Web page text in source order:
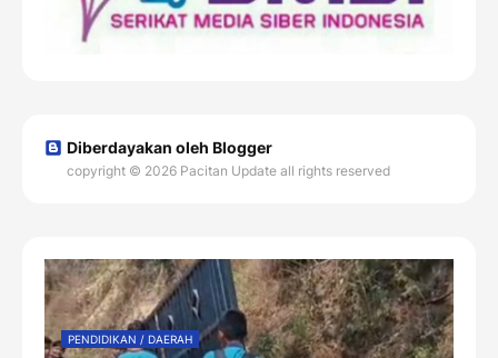
Diberdayakan oleh Blogger
copyright © 2026 Pacitan Update all rights reserved
PENDIDIKAN / DAERAH